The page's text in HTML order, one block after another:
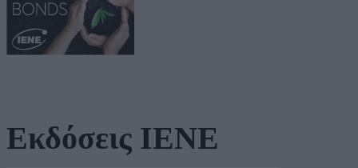
Εκδόσεις ΙΕΝΕ